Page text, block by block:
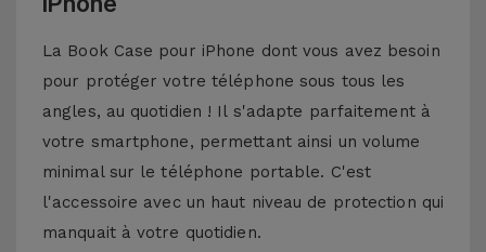
La Book Case pour iPhone dont vous avez besoin
pour protéger votre téléphone sous tous les
angles, au quotidien ! Il s'adapte parfaitement à
votre smartphone, permettant ainsi un volume
minimal sur le téléphone portable. C'est
l'accessoire avec un haut niveau de protection qui
manquait à votre quotidien.